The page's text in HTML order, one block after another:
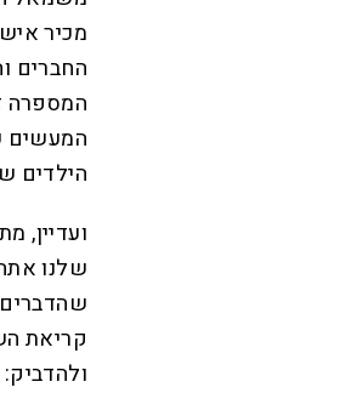
מכיר
החברים
המספרה
המעשים
הילדים
ועדיין,
שלנו
קריאת
ולהדביק: